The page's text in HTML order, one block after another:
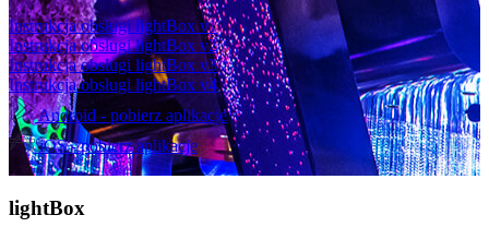
Instrukcja obsługi lightBox v1
Instrukcja obsługi lightBox v2
Instrukcja obsługi lightBox v3
Instrukcja obsługi lightBox v4
Android - pobierz aplikacje
iOS - pobierz aplikacje
lightBox